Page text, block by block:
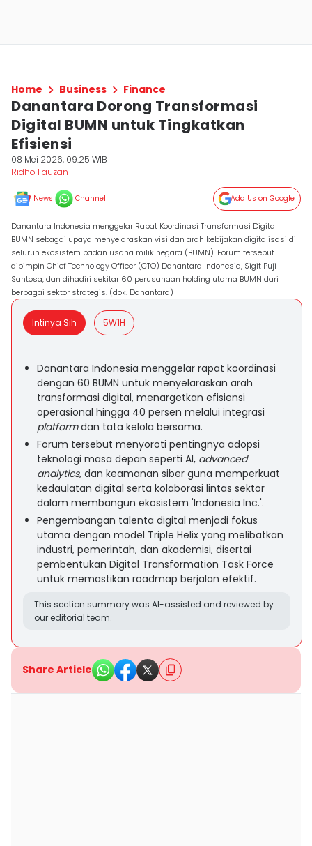
Home Business Finance
Danantara Dorong Transformasi
Digital BUMN untuk Tingkatkan
Efisiensi
08 Mei 2026, 09:25 WIB
Ridho Fauzan
News Channel Add Us on Google
Danantara Indonesia menggelar Rapat Koordinasi Transformasi Digital
BUMN sebagai upaya menyelaraskan visi dan arah kebijakan digitalisasi di
seluruh ekosistem badan usaha milik negara (BUMN). Forum tersebut
dipimpin Chief Technology Officer (CTO) Danantara Indonesia, Sigit Puji
Santosa, dan dihadiri sekitar 60 perusahaan holding utama BUMN dari
berbagai sektor strategis. (dok. Danantara)
Intinya Sih 5W1H
Danantara Indonesia menggelar rapat koordinasi
dengan 60 BUMN untuk menyelaraskan arah
transformasi digital, menargetkan efisiensi
operasional hingga 40 persen melalui integrasi
platformdan tata kelola bersama.
Forum tersebut menyoroti pentingnya adopsi
teknologi masa depan seperti AI, advanced
analytics, dan keamanan siber guna memperkuat
kedaulatan digital serta kolaborasi lintas sektor
dalam membangun ekosistem 'Indonesia Inc.'.
Pengembangan talenta digital menjadi fokus
utama dengan model Triple Helix yang melibatkan
industri, pemerintah, dan akademisi, disertai
pembentukan Digital Transformation Task Force
untuk memastikan roadmap berjalan efektif.
This section summary was AI-assisted and reviewed by
our editorial team.
Share Article